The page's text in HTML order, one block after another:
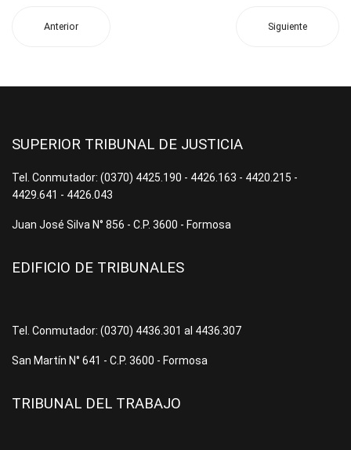
Anterior Siguiente
SUPERIOR TRIBUNAL DE JUSTICIA
Tel. Conmutador: (0370) 4425.190 - 4426.163 - 4420.215 -
4429.641 - 4426.043
Juan José Silva N° 856 - C.P. 3600 - Formosa
EDIFICIO DE TRIBUNALES
Tel. Conmutador: (0370) 4436.301 al 4436.307
San Martín N° 641 - C.P. 3600 - Formosa
TRIBUNAL DEL TRABAJO